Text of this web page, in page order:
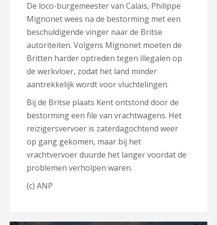
De loco-burgemeester van Calais, Philippe
Mignonet wees na de bestorming met een
beschuldigende vinger naar de Britse
autoriteiten. Volgens Mignonet moeten de
Britten harder optreden tegen illegalen op
de werkvloer, zodat het land minder
aantrekkelijk wordt voor vluchtelingen.
Bij de Britse plaats Kent ontstond door de
bestorming een file van vrachtwagens. Het
reizigersvervoer is zaterdagochtend weer
op gang gekomen, maar bij het
vrachtvervoer duurde het langer voordat de
problemen verholpen waren.
(c) ANP